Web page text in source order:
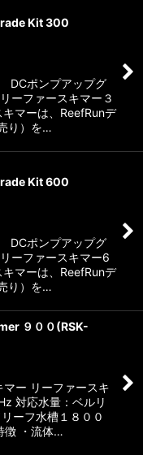
Kit 300
DCポンプアップグ
ーファースキマー３
キマーは、ReefRunデ
り）を…
Kit 600
DCポンプアップグ
ーファースキマー6
キマーは、ReefRunデ
り）を…
９００(RSK-
ー リーファースキ
対応水量：ベルリ
ーフ水槽１８００
徴 ・流体…